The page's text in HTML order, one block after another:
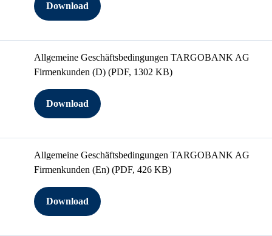
Download
Allgemeine Geschäftsbedingungen TARGOBANK AG
Firmenkunden (D) (PDF, 1302 KB)
Download
Allgemeine Geschäftsbedingungen TARGOBANK AG
Firmenkunden (En) (PDF, 426 KB)
Download